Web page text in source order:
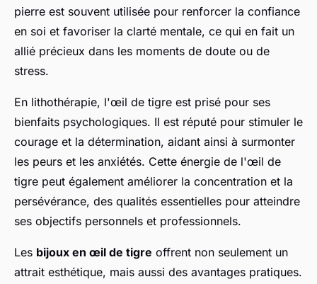
pierre est souvent utilisée pour renforcer la confiance
en soi et favoriser la clarté mentale, ce qui en fait un
allié précieux dans les moments de doute ou de
stress.
En lithothérapie, l'œil de tigre est prisé pour ses
bienfaits psychologiques. Il est réputé pour stimuler le
courage et la détermination, aidant ainsi à surmonter
les peurs et les anxiétés. Cette énergie de l'œil de
tigre peut également améliorer la concentration et la
persévérance, des qualités essentielles pour atteindre
ses objectifs personnels et professionnels.
Les bijoux en œil de tigre offrent non seulement un
attrait esthétique, mais aussi des avantages pratiques.